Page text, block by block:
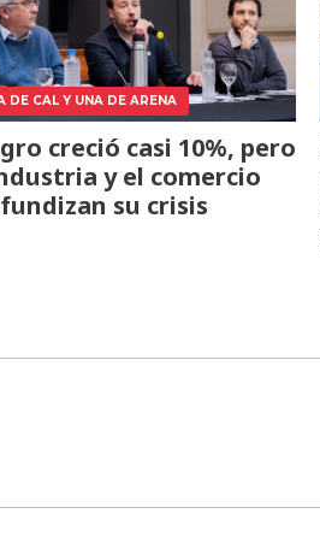
DE CAL Y UNA DE ARENA
creció casi 10%, pero
y el comercio
su crisis